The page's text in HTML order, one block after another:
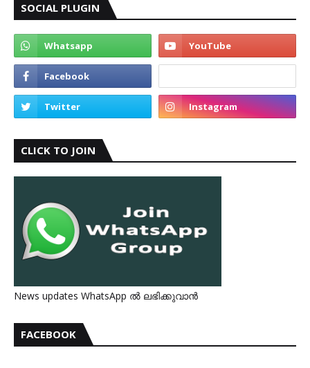
SOCIAL PLUGIN
CLICK TO JOIN
News updates WhatsApp ൽ ലഭിക്കുവാൻ
FACEBOOK